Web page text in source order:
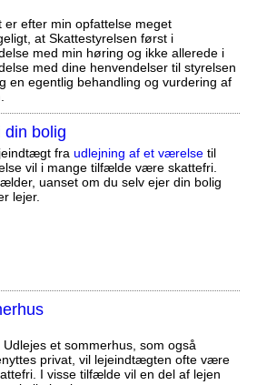
er efter min opfattelse meget
at Skattestyrelsen først i
med min høring og ikke allerede i
med dine henvendelser til styrelsen
en egentlig behandling og vurdering af
bolig
fra udlejning af et værelsetil
vil i mange tilfælde være skattefri.
uanset om du selv ejer din bolig
lejer.
Udlejes et sommerhus, som også
privat, vil lejeindtægten ofte være
I visse tilfælde vil en del af lejen